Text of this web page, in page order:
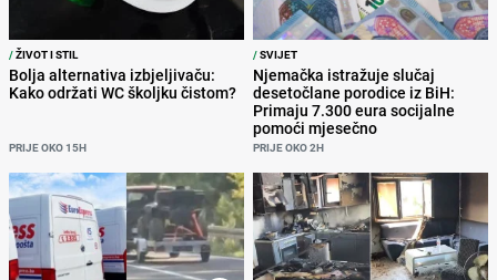
/ŽIVOT I STIL
Bolja alternativa izbjeljivaču:
Kako održati WC školjku čistom?
PRIJE OKO 15H
/SVIJET
Njemačka istražuje slučaj
desetočlane porodice iz BiH:
Primaju 7.300 eura socijalne
pomoći mjesečno
PRIJE OKO 2H